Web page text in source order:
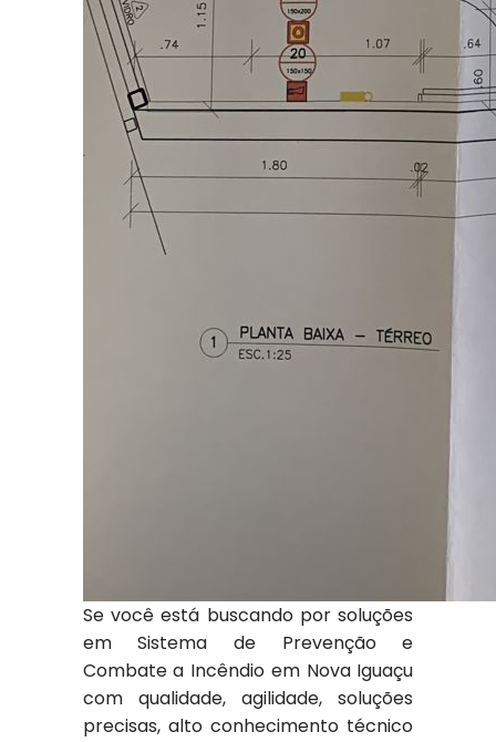
Se você está buscando por soluções
em Sistema de Prevenção e
Combate a Incêndio em Nova Iguaçu
com qualidade, agilidade, soluções
precisas, alto conhecimento técnico